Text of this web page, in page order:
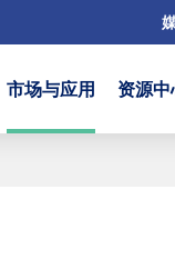
市场与应用 资源中